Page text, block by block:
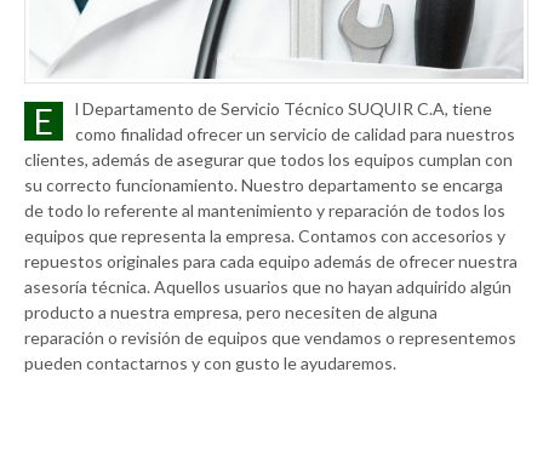
E
l Departamento de Servicio Técnico SUQUIR C.A, tiene
como finalidad ofrecer un servicio de calidad para nuestros
clientes, además de asegurar que todos los equipos cumplan con
su correcto funcionamiento. Nuestro departamento se encarga
de todo lo referente al mantenimiento y reparación de todos los
equipos que representa la empresa. Contamos con accesorios y
repuestos originales para cada equipo además de ofrecer nuestra
asesoría técnica. Aquellos usuarios que no hayan adquirido algún
producto a nuestra empresa, pero necesiten de alguna
reparación o revisión de equipos que vendamos o representemos
pueden contactarnos y con gusto le ayudaremos.